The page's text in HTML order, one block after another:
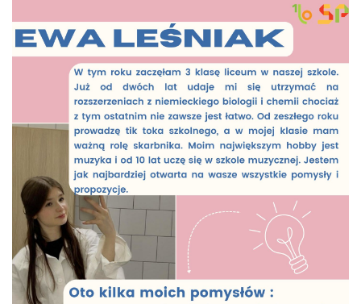
Aplikacje szkolne
Biblioteka szkolna
Classroom
Dokumenty szkolne
Dyżury Szkolne
Dziennik elektroniczny
Rekrutacja SP
O nas
Regulamin rekrutacji do SP
Potrzebne dokumenty
Informacja o teście z języka angielskiego
Stypendia naukowe
Plan nauczania klasa 7. i 8.